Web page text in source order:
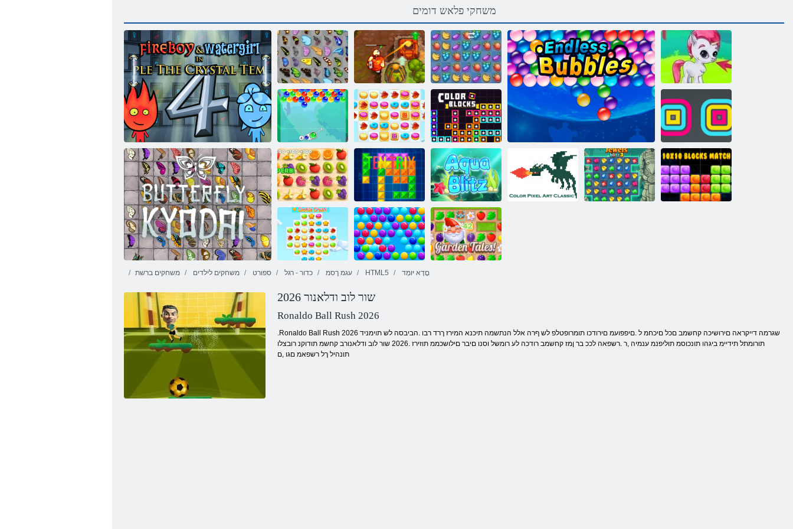
משחקי פלאש דומים
Fireboy ו- WaterGirl 4: Temple Crystal
יאדויק רפרפ 2 ללוקמ רצוא קראש Fruita העוב יקחשמ
העוב ימסק 2 תויגוע קוסיר םיינועבצ םיקולב עבורמ םרעמ
יסו שד סקירטנט ץילב הווקא
3 תויגוע קוסיר סלבאב ילטראמס
משחקים ברשת משחקים לילדים ספורט כדור - רגל עגמ ךסמ HTML5 םָדָא יּומְד
2026 שור לוב ודלאנור
Ronaldo Ball Rush 2026
.Ronaldo Ball Rush 2026 שגרמה דייקראה םירושיכה קחשמב םכל םיכחמ ל .םיפפועמ םירודכו תומרופטלפ לש ףרה אלל הנתשמה תיכנא המירז ךרד רבו .הביבסה לש תוימניד
תורומתל תידיימ ביגהו תונכוסמ תוליפנמ ענמיה ,ר .רשפאה לככ בר ןמז קחשמב רודכה לע רומשל וסנו םיבר םילושכממ תוזירז .2026 שור לוב ודלאנורב קחשמ תודוקנ רובצלו
תונהיל ךל רשפאמ םגו ,ם